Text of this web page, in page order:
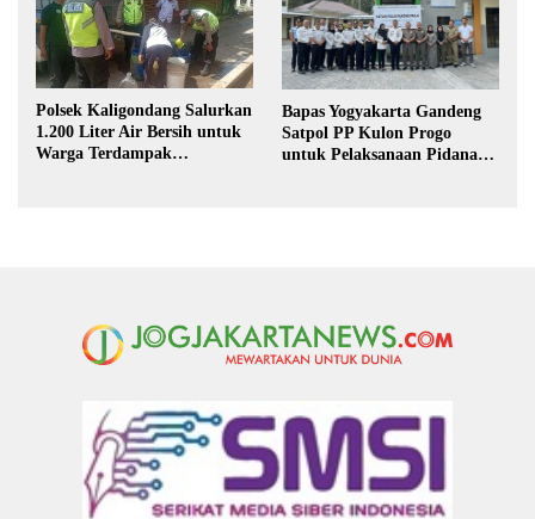
Polsek Kaligondang Salurkan
1.200 Liter Air Bersih untuk
Warga Terdampak
Bapas Yogyakarta Gandeng
Satpol PP Kulon Progo
untuk Pelaksanaan Pidana